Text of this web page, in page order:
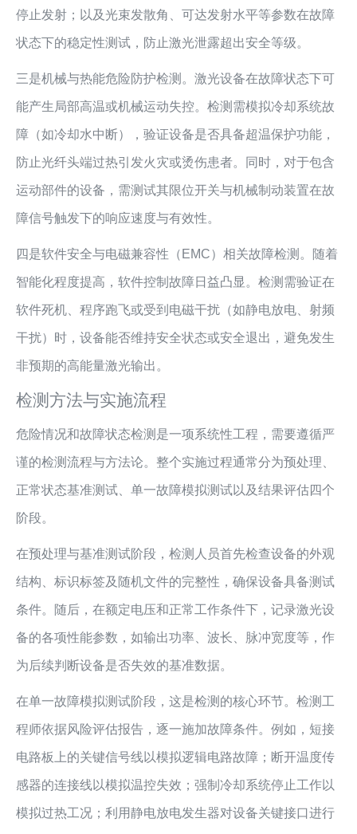
停止发射；以及光束发散角、可达发射水平等参数在故障
状态下的稳定性测试，防止激光泄露超出安全等级。
三是机械与热能危险防护检测。激光设备在故障状态下可
能产生局部高温或机械运动失控。检测需模拟冷却系统故
障（如冷却水中断），验证设备是否具备超温保护功能，
防止光纤头端过热引发火灾或烫伤患者。同时，对于包含
运动部件的设备，需测试其限位开关与机械制动装置在故
障信号触发下的响应速度与有效性。
四是软件安全与电磁兼容性（EMC）相关故障检测。随着
智能化程度提高，软件控制故障日益凸显。检测需验证在
软件死机、程序跑飞或受到电磁干扰（如静电放电、射频
干扰）时，设备能否维持安全状态或安全退出，避免发生
非预期的高能量激光输出。
检测方法与实施流程
危险情况和故障状态检测是一项系统性工程，需要遵循严
谨的检测流程与方法论。整个实施过程通常分为预处理、
正常状态基准测试、单一故障模拟测试以及结果评估四个
阶段。
在预处理与基准测试阶段，检测人员首先检查设备的外观
结构、标识标签及随机文件的完整性，确保设备具备测试
条件。随后，在额定电压和正常工作条件下，记录激光设
备的各项性能参数，如输出功率、波长、脉冲宽度等，作
为后续判断设备是否失效的基准数据。
在单一故障模拟测试阶段，这是检测的核心环节。检测工
程师依据风险评估报告，逐一施加故障条件。例如，短接
电路板上的关键信号线以模拟逻辑电路故障；断开温度传
感器的连接线以模拟温控失效；强制冷却系统停止工作以
模拟过热工况；利用静电放电发生器对设备关键接口进行